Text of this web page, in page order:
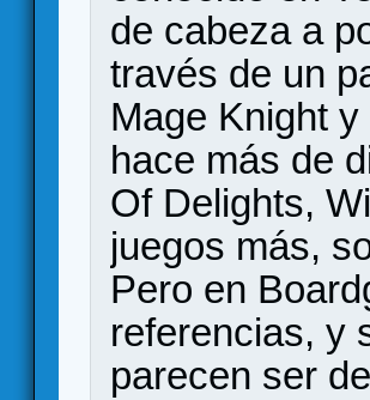
de cabeza a
través de un
Mage Knight
hace más de
Of Delights,
juegos más,
Pero en
referencias, y
parecen ser